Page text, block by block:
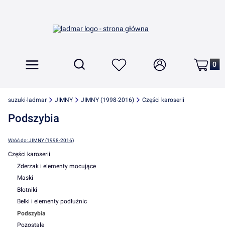
Menu Otwórz wyszukiwarkę
Szukaj Ulubione Zaloguj się Koszyk
suzuki-ladmar JIMNY JIMNY (1998-2016) Części karoserii
Podszybia
Wróć do: JIMNY (1998-2016)
Części karoserii
Zderzak i elementy mocujące
Maski
Błotniki
Belki i elementy podłużnic
Podszybia
Pozostałe